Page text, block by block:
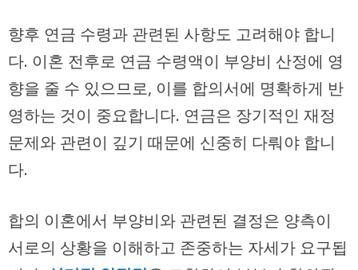
향후 연금 수령과 관련된 사항도 고려해야 합니
다. 이혼 전후로 연금 수령액이 부양비 산정에 영
향을 줄 수 있으므로, 이를 합의서에 명확하게 반
영하는 것이 중요합니다. 연금은 장기적인 재정
문제와 관련이 깊기 때문에 신중히 다뤄야 합니
다.
합의 이혼에서 부양비와 관련된 결정은 양측이
서로의 상황을 이해하고 존중하는 자세가 요구됩